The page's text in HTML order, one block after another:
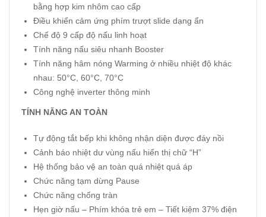
bằng hợp kim nhôm cao cấp
Điều khiển cảm ứng phím trượt slide dạng ẩn
Chế độ 9 cấp độ nấu linh hoạt
Tính năng nấu siêu nhanh Booster
Tính năng hâm nóng Warming ở nhiều nhiệt độ khác
nhau: 50°C, 60°C, 70°C
Công nghệ inverter thông minh
TÍNH NĂNG AN TOÀN
Tự động tắt bếp khi không nhận diện được đáy nồi
Cảnh báo nhiệt dư vùng nấu hiển thị chữ “H”
Hệ thống bảo vệ an toàn quá nhiệt quá áp
Chức năng tạm dừng Pause
Chức năng chống tràn
Hẹn giờ nấu – Phím khóa trẻ em – Tiết kiệm 37% điện